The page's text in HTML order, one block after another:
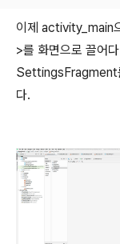
이제 activity_main
>를 화면으로 끌어
SettingsFragment
다.